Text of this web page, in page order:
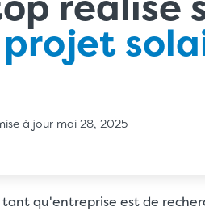
à jour mai 28, 2025
tant qu'entreprise est de